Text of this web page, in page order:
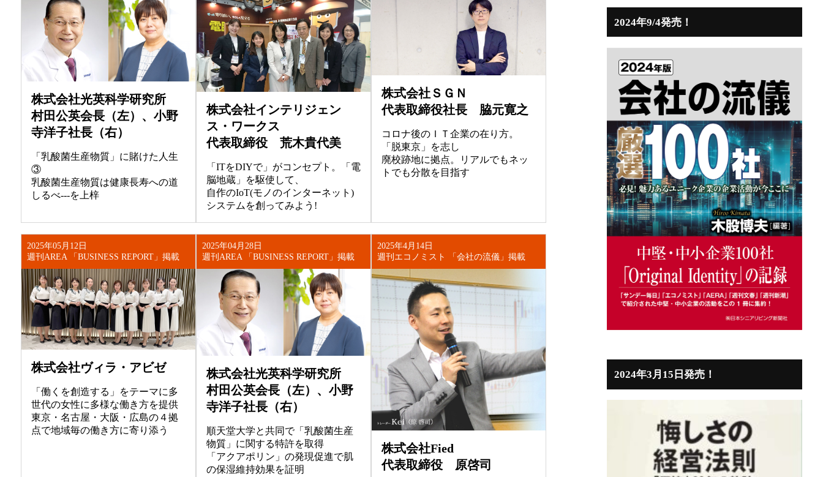
株式会社光英科学研究所
村田公英会長（左）、小野
寺洋子社長（右）
「乳酸菌生産物質」に賭けた人生
③
乳酸菌生産物質は健康長寿への道
しるべ---を上梓
株式会社インテリジェン
ス・ワークス
代表取締役 荒木貴代美
「ITをDIYで」がコンセプト。「電
脳地蔵」を駆使して、
自作のIoT(モノのインターネット)
システムを創ってみよう!
株式会社ＳＧＮ
代表取締役社長 脇元寛之
コロナ後のＩＴ企業の在り方。
「脱東京」を志し
廃校跡地に拠点。リアルでもネッ
トでも分散を目指す
2025年05月12日
週刊AREA 「BUSINESS REPORT」掲載
株式会社ヴィラ・アビゼ
「働くを創造する」をテーマに多
世代の女性に多様な働き方を提供
東京・名古屋・大阪・広島の４拠
点で地域毎の働き方に寄り添う
2025年04月28日
週刊AREA 「BUSINESS REPORT」掲載
株式会社光英科学研究所
村田公英会長（左）、小野
寺洋子社長（右）
順天堂大学と共同で「乳酸菌生産
物質」に関する特許を取得
「アクアポリン」の発現促進で肌
の保湿維持効果を証明
2025年4月14日
週刊エコノミスト 「会社の流儀」掲載
株式会社Fied
代表取締役 原啓司
2024年9/4発売！
2024年3月15日発売！